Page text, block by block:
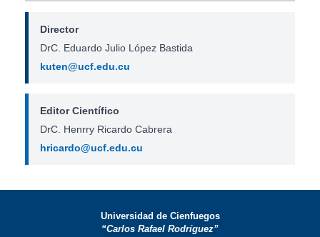
Director
DrC. Eduardo Julio López Bastida
kuten@ucf.edu.cu
Editor Científico
DrC. Henrry Ricardo Cabrera
hricardo@ucf.edu.cu
Universidad de Cienfuegos
“Carlos Rafael Rodríguez”